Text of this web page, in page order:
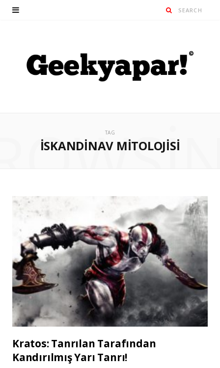
TAG
İSKANDINAV MITOLOJISI
Kratos: Tanrılan Tarafından
Kandırılmış Yarı Tanrı!